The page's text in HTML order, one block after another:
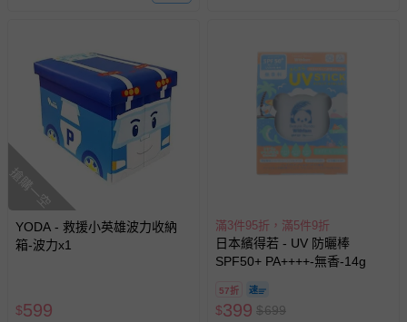
搶購一空
YODA - 救援小英雄波力收納
箱-波力x1
$599
滿3件95折，滿5件9折
日本繽得若 - UV 防曬棒
SPF50+ PA++++-無香-14g
57折
$399 $699